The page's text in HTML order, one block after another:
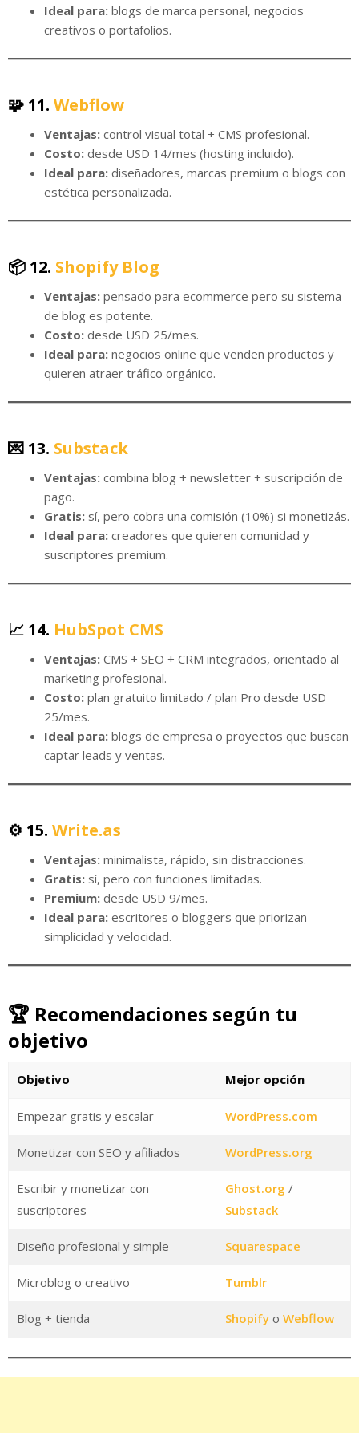
Ideal para: blogs de marca personal, negocios
creativos o portafolios.
🧩 11. Webflow
Ventajas: control visual total + CMS profesional.
Costo: desde USD 14/mes (hosting incluido).
Ideal para: diseñadores, marcas premium o blogs con
estética personalizada.
📦 12. Shopify Blog
Ventajas: pensado para ecommerce pero su sistema
de blog es potente.
Costo: desde USD 25/mes.
Ideal para: negocios online que venden productos y
quieren atraer tráfico orgánico.
💌 13. Substack
Ventajas: combina blog + newsletter + suscripción de
pago.
Gratis: sí, pero cobra una comisión (10%) si monetizás.
Ideal para: creadores que quieren comunidad y
suscriptores premium.
📈 14. HubSpot CMS
Ventajas: CMS + SEO + CRM integrados, orientado al
marketing profesional.
Costo: plan gratuito limitado / plan Pro desde USD
25/mes.
Ideal para: blogs de empresa o proyectos que buscan
captar leads y ventas.
⚙️ 15. Write.as
Ventajas: minimalista, rápido, sin distracciones.
Gratis: sí, pero con funciones limitadas.
Premium: desde USD 9/mes.
Ideal para: escritores o bloggers que priorizan
simplicidad y velocidad.
🏆 Recomendaciones según tu
objetivo
Objetivo Mejor opción
Empezar gratis y escalar WordPress.com
Monetizar con SEO y afiliados WordPress.org
Escribir y monetizar con
suscriptores
Ghost.org /
Substack
Diseño profesional y simple Squarespace
Microblog o creativo Tumblr
Blog + tienda Shopify o Webflow